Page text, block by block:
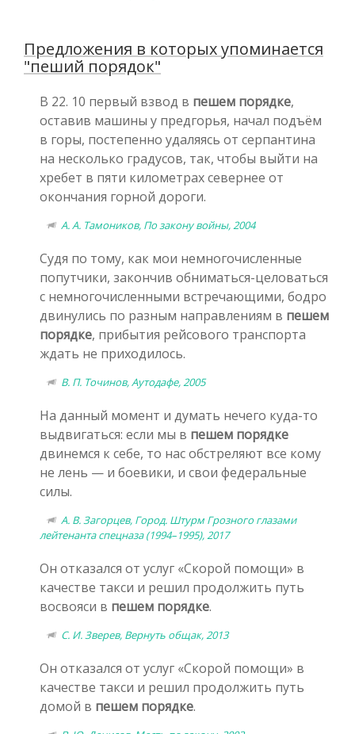
Предложения в которых упоминается
"пеший порядок"
В 22. 10 первый взвод в пешем порядке,
оставив машины у предгорья, начал подъём
в горы, постепенно удаляясь от серпантина
на несколько градусов, так, чтобы выйти на
хребет в пяти километрах севернее от
окончания горной дороги.
А. А. Тамоников, По закону войны, 2004
Судя по тому, как мои немногочисленные
попутчики, закончив обниматься-целоваться
с немногочисленными встречающими, бодро
двинулись по разным направлениям в пешем
порядке, прибытия рейсового транспорта
ждать не приходилось.
В. П. Точинов, Аутодафе, 2005
На данный момент и думать нечего куда-то
выдвигаться: если мы в пешем порядке
двинемся к себе, то нас обстреляют все кому
не лень — и боевики, и свои федеральные
силы.
А. В. Загорцев, Город. Штурм Грозного глазами
лейтенанта спецназа (1994–1995), 2017
Он отказался от услуг «Скорой помощи» в
качестве такси и решил продолжить путь
восвояси в пешем порядке.
С. И. Зверев, Вернуть общак, 2013
Он отказался от услуг «Скорой помощи» в
качестве такси и решил продолжить путь
домой в пешем порядке.